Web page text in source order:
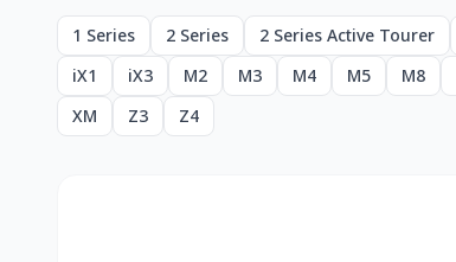
1 Series 2 Series 2 Series Active Tourer
iX1
iX3 M2 M3 M4 M5 M8
XM
Z3 Z4